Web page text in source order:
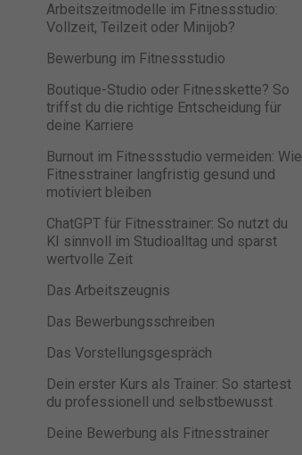
Arbeitszeitmodelle im Fitnessstudio:
Vollzeit, Teilzeit oder Minijob?
Bewerbung im Fitnessstudio
Boutique-Studio oder Fitnesskette? So
triffst du die richtige Entscheidung für
deine Karriere
Burnout im Fitnessstudio vermeiden: Wie
Fitnesstrainer langfristig gesund und
motiviert bleiben
ChatGPT für Fitnesstrainer: So nutzt du
KI sinnvoll im Studioalltag und sparst
wertvolle Zeit
Das Arbeitszeugnis
Das Bewerbungsschreiben
Das Vorstellungsgespräch
Dein erster Kurs als Trainer: So startest
du professionell und selbstbewusst
Deine Bewerbung als Fitnesstrainer